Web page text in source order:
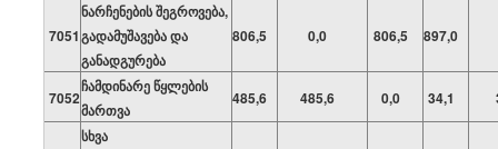
7051
ნარჩენების შეგროვება,
გადამუშავება და
განადგურება
806,5 0,0 806,5 897,0
7052
ჩამდინარე წყლების
მართვა
485,6 485,6 0,0 34,1
სხვა